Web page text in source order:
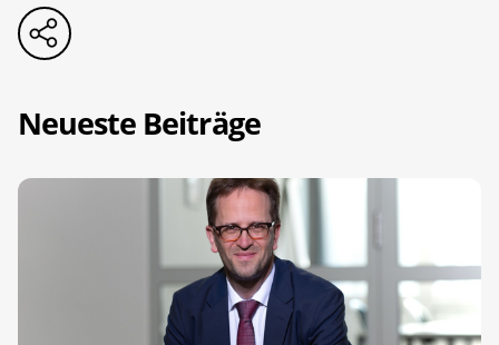
Neueste Beiträge